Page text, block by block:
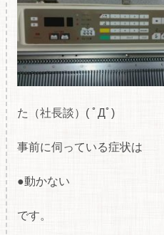
た（社長談）( ﾟДﾟ)
事前に伺っている症状は
●動かない
です。